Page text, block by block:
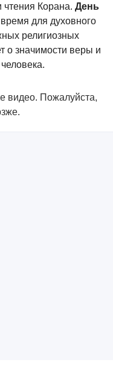
Корана. День
для духовного
религиозных
о значимости веры и
видео. Пожалуйста,